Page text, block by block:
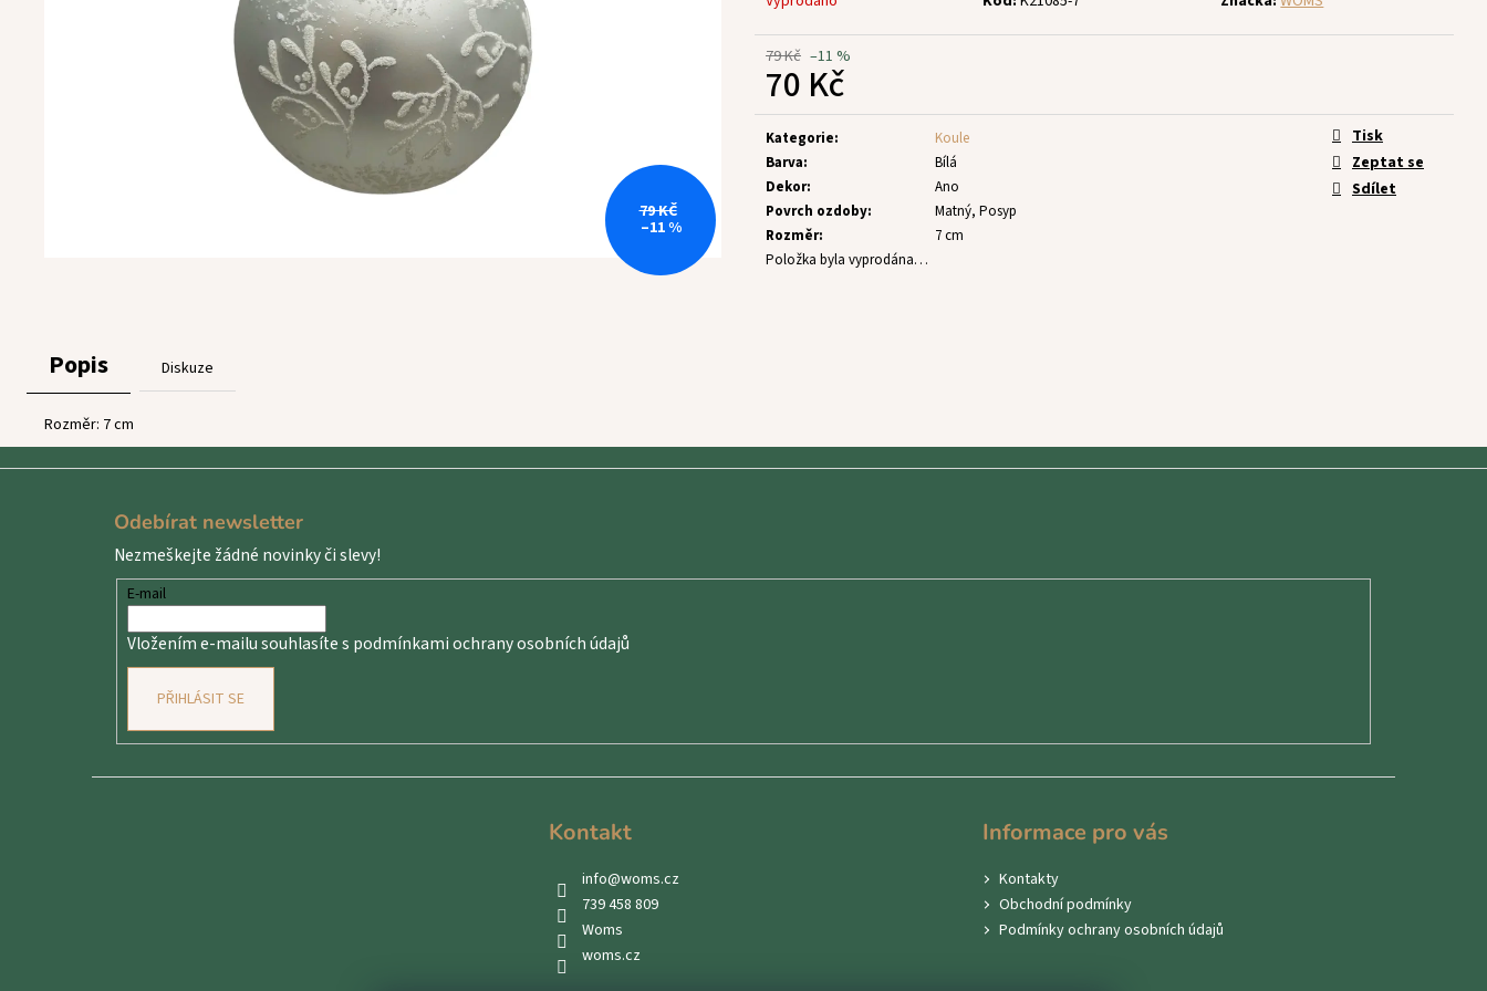
79 Kč –11 %
70 Kč
Měrná
cena:
Kategorie:
Koule
Barva:
Bílá
Dekor:
Ano
Povrch ozdoby:
Matný, Posyp
Rozměr:
7 cm
Položka byla vyprodána…
Tisk
Zeptat se
Sdílet
79 KČ
–11 %
Popis Diskuze
Rozměr: 7 cm
Odebírat newsletter
Nezmeškejte žádné novinky či slevy!
E-mail
Vložením e-mailu souhlasíte s podmínkami ochrany osobních údajů
PŘIHLÁSIT SE
Kontakt
info@woms.cz
739 458 809
Woms
woms.cz
Informace pro vás
Kontakty
Obchodní podmínky
Podmínky ochrany osobních údajů